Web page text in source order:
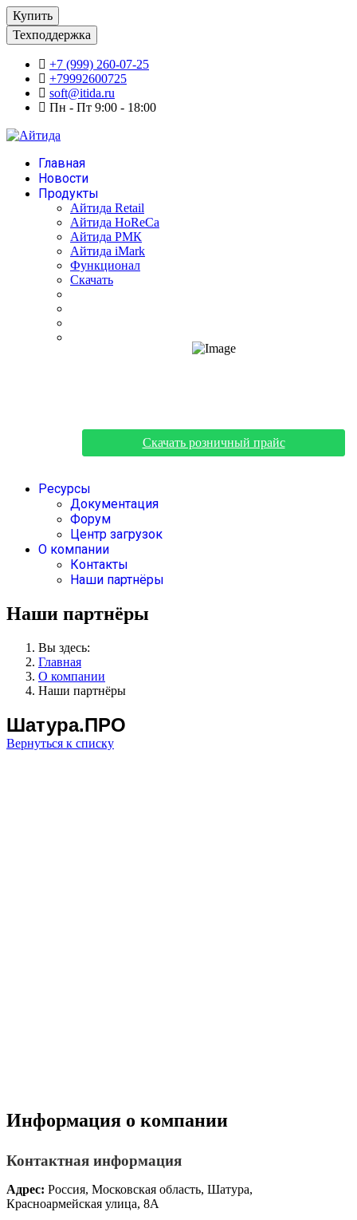
Купить
Техподдержка
+7 (999) 260-07-25
+79992600725
soft@itida.ru
Пн - Пт 9:00 - 18:00
Главная
Новости
Продукты
Айтида Retail
Айтида HoReCa
Айтида РМК
Айтида iMark
Функционал
Скачать
Скачать розничный прайс
Ресурсы
Документация
Форум
Центр загрузок
О компании
Контакты
Наши партнёры
Наши партнёры
Вы здесь:
Главная
О компании
Наши партнёры
Шатура.ПРО
Вернуться к списку
Информация о компании
Контактная информация
Адрес: Россия, Московская область, Шатура,
Красноармейская улица, 8А